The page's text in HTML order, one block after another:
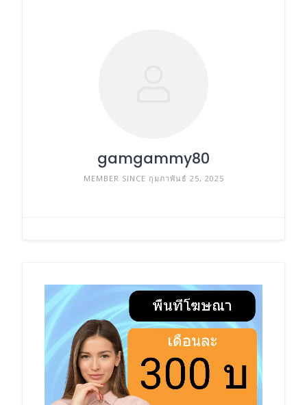
gamgammy80
MEMBER SINCE กุมภาพันธ์ 25, 2025